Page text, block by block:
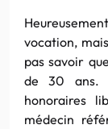
vocation,
pas savoir
de 30 ans.
honoraires
médecin